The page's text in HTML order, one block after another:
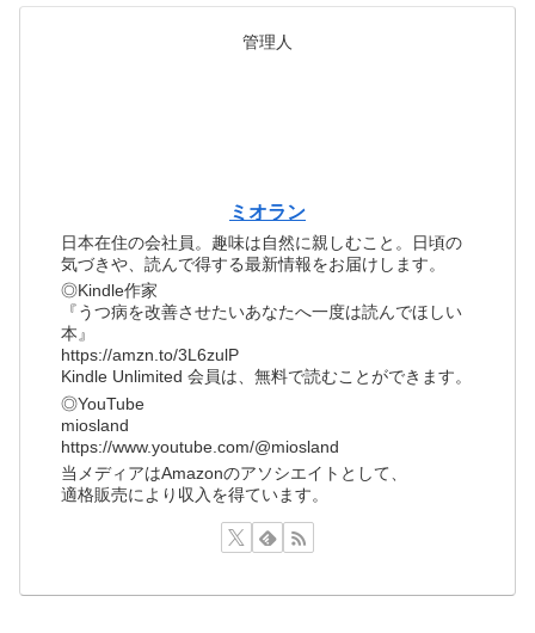
管理人
ミオラン
日本在住の会社員。趣味は自然に親しむこと。日頃の
気づきや、読んで得する最新情報をお届けします。
◎Kindle作家
『うつ病を改善させたいあなたへ一度は読んでほしい
本』
https://amzn.to/3L6zulP
Kindle Unlimited 会員は、無料で読むことができます。
◎YouTube
miosland
https://www.youtube.com/@miosland
当メディアはAmazonのアソシエイトとして、
適格販売により収入を得ています。